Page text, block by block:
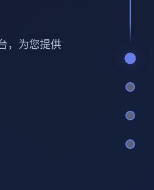
，为您提供